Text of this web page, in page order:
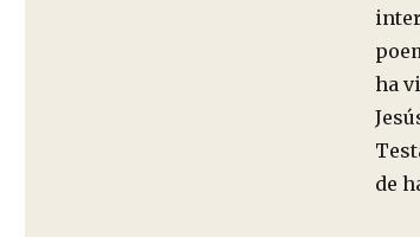
ha
de